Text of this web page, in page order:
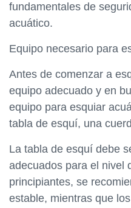
fundamentales de
acuático.
Equipo necesario para
Antes de comenzar a
equipo adecuado y en
equipo para esquiar
tabla de esquí, una
La tabla de esquí debe
adecuados para el nivel
principiantes, se
estable, mientras que